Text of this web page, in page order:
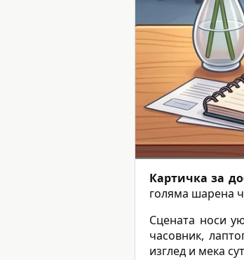
Картичка за
голяма шарена
Сцената носи
часовник,
изглед и мека